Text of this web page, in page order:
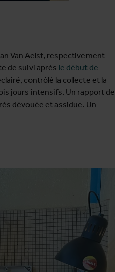
Van Aelst, respectivement
de suivi après le début de
contrôlé la collecte et la
jours intensifs. Un rapport de
dévouée et assidue. Un